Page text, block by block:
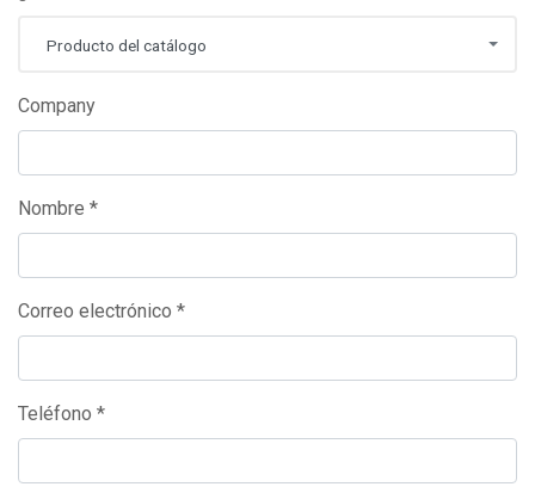
Producto del catálogo
Company
Nombre *
Correo electrónico *
Teléfono *